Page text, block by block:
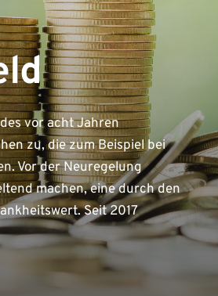
vor acht Jahren
zu, die zum Beispiel bei
Vor der Neuregelung
machen, eine durch den
Seit 2017